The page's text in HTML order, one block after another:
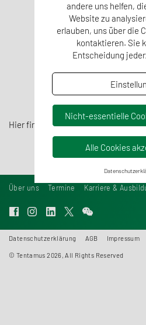
Hier finden Sie unsereAGB
andere uns helfen,
Website zu
erlauben, uns über die
kontaktieren. Sie
Entscheidung
Nicht-essentielle
Alle Cookies
Über uns Termine Karriere &
Datenschutzerklärung AGB Impressum
© Tentamus 2026, All Rights Reserved